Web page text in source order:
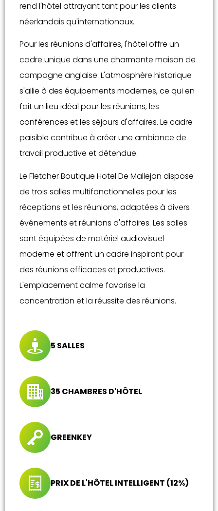
rend l'hôtel attrayant tant pour les clients
néerlandais qu'internationaux.
Pour les réunions d'affaires, l'hôtel offre un
cadre unique dans une charmante maison de
campagne anglaise. L'atmosphère historique
s'allie à des équipements modernes, ce qui en
fait un lieu idéal pour les réunions, les
conférences et les séjours d'affaires. Le cadre
paisible contribue à créer une ambiance de
travail productive et détendue.
Le Fletcher Boutique Hotel De Mallejan dispose
de trois salles multifonctionnelles pour les
réceptions et les réunions, adaptées à divers
événements et réunions d'affaires. Les salles
sont équipées de matériel audiovisuel
moderne et offrent un cadre inspirant pour
des réunions efficaces et productives.
L'emplacement calme favorise la
concentration et la réussite des réunions.
5 SALLES
35 CHAMBRES D'HÔTEL
GREENKEY
PRIX DE L'HÔTEL INTELLIGENT (12%)